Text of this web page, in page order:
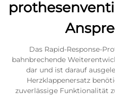
Das Rapid-Response-
bahnbrechende
dar und ist darauf
Herzklappenersatz
zuverlässige Funktionalität